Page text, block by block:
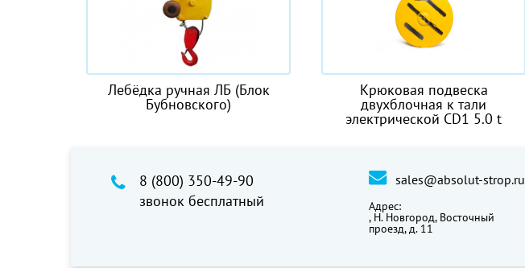
Лебёдка ручная ЛБ (Блок
Бубновского)
Крюковая подвеска
двухблочная к тали
электрической CD1 5.0 t
8 (800) 350-49-90
звонок бесплатный
sales@absolut-strop.ru
Адрес:
, Н. Новгород, Восточный
проезд, д. 11